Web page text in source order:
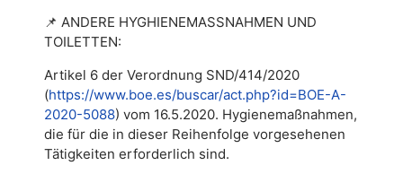
📌 ANDERE HYGHIENEMASSNAHMEN UND
TOILETTEN:
Artikel 6 der Verordnung SND/414/2020
(https://www.boe.es/buscar/act.php?id=BOE-A-
2020-5088) vom 16.5.2020. Hygienemaßnahmen,
die für die in dieser Reihenfolge vorgesehenen
Tätigkeiten erforderlich sind.